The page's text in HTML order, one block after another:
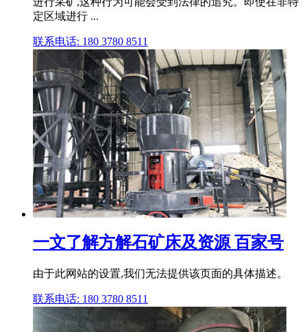
定区域进行 ...
联系电话: 180 3780 8511
一文了解方解石矿床及资源 百家号
由于此网站的设置,我们无法提供该页面的具体描述。
联系电话: 180 3780 8511